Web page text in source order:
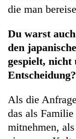
die man
Du warst
den
gespielt, nicht
Entscheidung?
Als die
das als
mitnehmen,